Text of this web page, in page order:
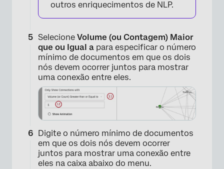
×
×
outros enriquecimentos de NLP.
Selecione Volume (ou Contagem) Maior
que ou Igual a para especificar o número
mínimo de documentos em que os dois
nós devem ocorrer juntos para mostrar
uma conexão entre eles.
Digite o número mínimo de documentos
em que os dois nós devem ocorrer
juntos para mostrar uma conexão entre
eles na caixa abaixo do menu.